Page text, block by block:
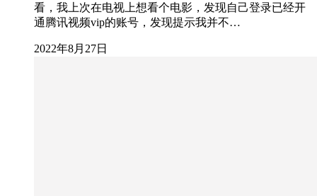
看，我上次在电视上想看个电影，发现自己登录已经开
通腾讯视频vip的账号，发现提示我并不…
2022年8月27日